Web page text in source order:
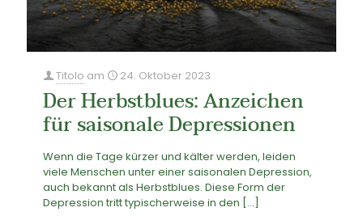
Titolo am 24. Oktober 2023
Der Herbstblues: Anzeichen
für saisonale Depressionen
Wenn die Tage kürzer und kälter werden, leiden
viele Menschen unter einer saisonalen Depression,
auch bekannt als Herbstblues. Diese Form der
Depression tritt typischerweise in den […]